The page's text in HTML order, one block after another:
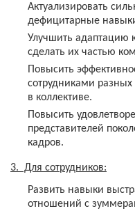
Актуализировать
дефицитарные
Улучшить адаптацию
сделать их частью
Повысить
сотрудниками
в коллективе.
Повысить
представителей
кадров.
3. Для сотрудников:
Развить навыки
отношений с